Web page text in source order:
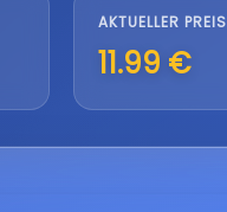
AKTUELLER PREIS
11.99 €